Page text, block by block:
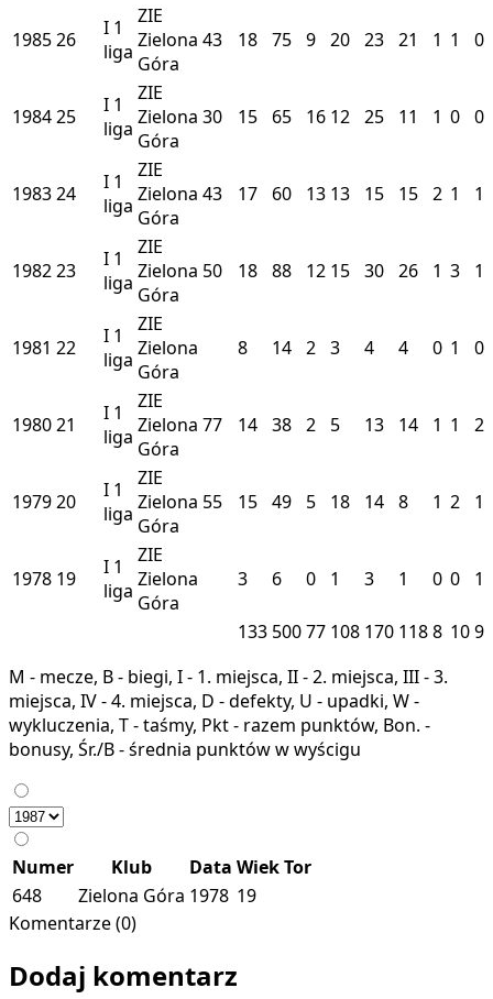
198526 I 1
liga
ZIE
Zielona
Góra
43 18 75 9 20 23 21 1 1 0
198425 I 1
liga
ZIE
Zielona
Góra
30 15 65 16 12 25 11 1 0 0
198324 I 1
liga
ZIE
Zielona
Góra
43 17 60 13 13 15 15 2 1 1
198223 I 1
liga
ZIE
Zielona
Góra
50 18 88 12 15 30 26 1 3 1
1981 22 I 1
liga
ZIE
Zielona
Góra
8 14 2 3 4 4 0 1 0
198021 I 1
liga
ZIE
Zielona
Góra
77 14 38 2 5 13 14 1 1 2
197920 I 1
liga
ZIE
Zielona
Góra
55 15 49 5 18 14 8 1 2 1
1978 19 I 1
liga
ZIE
Zielona
Góra
3 6 0 1 3 1 0 0 1
133 50077 108 170 1188 109
M - mecze, B - biegi, I - 1. miejsca, II - 2. miejsca, III - 3.
miejsca, IV - 4. miejsca, D - defekty, U - upadki, W -
wykluczenia, T - taśmy, Pkt - razem punktów, Bon. -
bonusy, Śr./B - średnia punktów w wyścigu
Numer Klub Data WiekTor
648
Zielona Góra 1978 19
Komentarze (0)
Dodaj komentarz